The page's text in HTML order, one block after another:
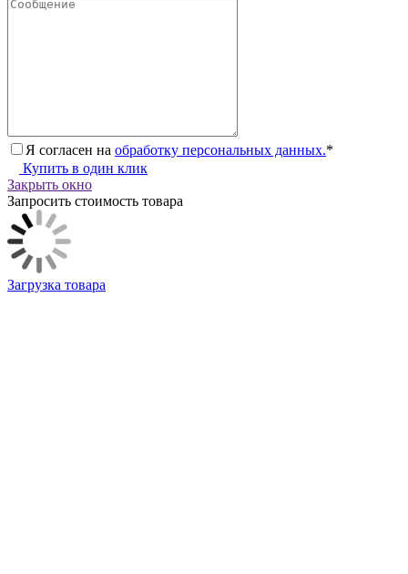
Я согласен на обработку персональных данных.*
Купить в один клик
Закрыть окно
Запросить стоимость товара
Загрузка товара